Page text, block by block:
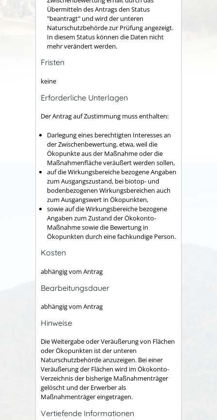
Übermitteln des Antrags den Status
"beantragt" und wird der unteren
Naturschutzbehörde zur Prüfung angezeigt.
In diesem Status können die Daten nicht
mehr verändert werden.
Fristen
keine
Erforderliche Unterlagen
Der Antrag auf Zustimmung muss enthalten:
Darlegung eines berechtigten Interesses an
der Zwischenbewertung, etwa, weil die
Ökopunkte aus der Maßnahme oder die
Maßnahmenfläche veräußert werden sollen,
auf die Wirkungsbereiche bezogene Angaben
zum Ausgangszustand, bei biotop- und
bodenbezogenen Wirkungsbereichen auch
zum Ausgangswert in Ökopunkten,
sowie auf die Wirkungsbereiche bezogene
Angaben zum Zustand der Ökokonto-
Maßnahme sowie die Bewertung in
Ökopunkten durch eine fachkundige Person.
Kosten
abhängig vom Antrag
Bearbeitungsdauer
abhängig vom Antrag
Hinweise
Die Weitergabe oder Veräußerung von Flächen
oder Ökopunkten ist der unteren
Naturschutzbehörde anzuzeigen. Bei einer
Veräußerung der Flächen wird im Ökokonto-
Verzeichnis der bisherige Maßnahmenträger
gelöscht und der Erwerber als
Maßnahmenträger eingetragen.
Vertiefende Informationen